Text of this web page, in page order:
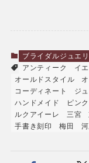
ブライダルジュ
アンティーク
イ
オールドスタイル
コーディネート
ジ
ハンドメイド
ピン
ルクアイーレ
三宮
手書き刻印
梅田